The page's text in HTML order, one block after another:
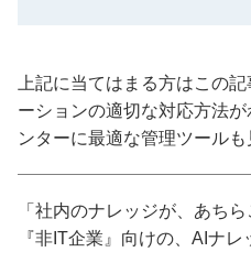
上記に当てはまる方はこの
ーションの適切な対応方法
ンターに最適な管理ツールも
「社内のナレッジが、あち
『非IT企業』向けの、AIナレ